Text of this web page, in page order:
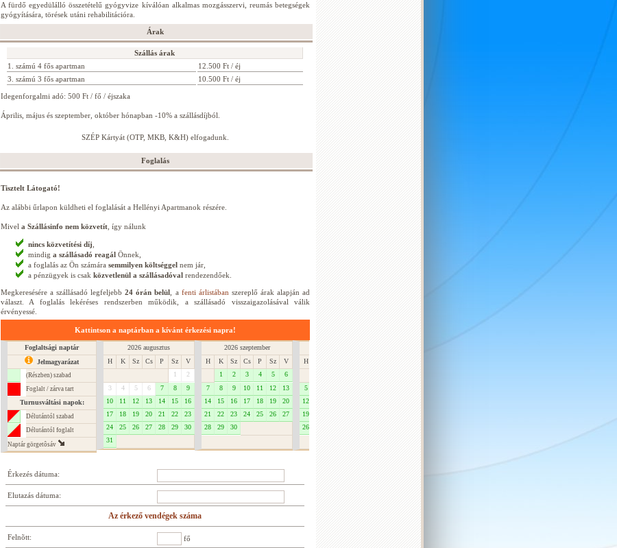
A fürdő egyedülálló összetételű gyógyvize kíválóan alkalmas mozgásszervi, reumás betegségek
gyógyítására, törések utáni rehabilitációra.
Árak
Szállás árak
1. számú 4 fős apartman
12.500 Ft / éj
3. számú 3 fős apartman
10.500 Ft / éj
Idegenforgalmi adó: 500 Ft / fő / éjszaka
Április, május és szeptember, október hónapban -10% a szállásdíjból.
SZÉP Kártyát (OTP, MKB, K&H) elfogadunk.
Foglalás
Tisztelt Látogató!
Az alábbi űrlapon küldheti el foglalását a Hellényi Apartmanok részére.
Mivel a Szállásinfo nem közvetít , így nálunk
nincs közvetítési díj
mindig a szállásadó reagál Önnek,
a foglalás az Ön számára semmilyen költséggel nem jár,
a pénzügyek is csak közvetlenül a szállásadóval rendezendőek.
Megkeresésére a szállásadó legfeljebb24 órán belül , a fenti árlistában szereplő árak alapján ad
választ. A foglalás lekéréses rendszerben működik, a szállásadó visszaigazolásával válik
érvényessé.
Kattintson a naptárban a kívánt érkezési napra!
Foglaltsági naptár
Jelmagyarázat
(Részben) szabad
Foglalt / zárva tart
Turnusváltási napok:
Délutántól szabad
Délutántól foglalt
Naptár görgetôsáv
2026 augusztus
H
K Sz Cs P Sz
V
1
2
3
4 5 6 7 8
9
10
11 12 13 14 15
16
17
18 19 20 21 22
23
24
25 26 27 28 29
30
31
2026 szeptember
H
K Sz Cs P Sz
V
1
2 3 4 5
6
7
8 9 10 11 12
13
14
15 16 17 18 19
20
21
22 23 24 25 26
27
28
29 30
H
5
12
19
26
Érkezés dátuma:
Elutazás dátuma:
Az érkező vendégek száma
Felnõtt: fő